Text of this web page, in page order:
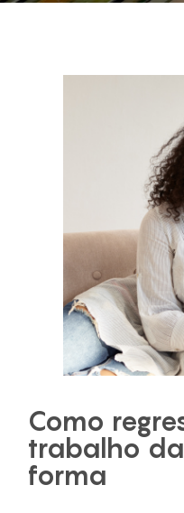
Como
trabalho
forma